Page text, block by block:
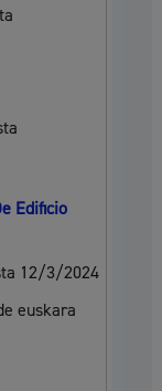
Edificio
12/3/2024
euskara